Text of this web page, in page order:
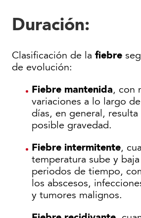
Duración:
Clasificación de la fiebre
de evolución:
Fiebre mantenida, con
variaciones a lo largo
días, en general,
posible gravedad.
Fiebre intermitente,
temperatura sube y
periodos de tiempo,
los abscesos,
y tumores malignos.